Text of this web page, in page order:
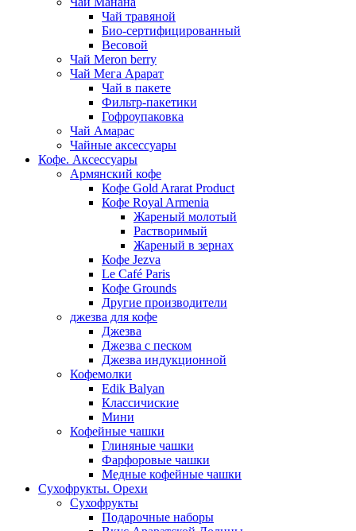
Чай травяной
Био-сертифицированный
Весовой
Чай Meron berry
Чай Мега Арарат
Чай в пакете
Фильтр-пакетики
Гофроупаковка
Чай Амарас
Чайные аксессуары
Кофе. Аксессуары
Армянский кофе
Кофе Gold Ararat Product
Кофе Royal Armenia
Жареный молотый
Растворимый
Жареный в зернах
Кофе Jezva
Le Café Paris
Кофе Grounds
Другие производители
джезва для кофе
Джезва
Джезва с песком
Джезва индукционной
Кофемолки
Edik Balyan
Классичиские
Мини
Кофейные чашки
Глиняные чашки
Фарфоровые чашки
Медные кофейные чашки
Сухофрукты. Орехи
Сухофрукты
Подарочные наборы